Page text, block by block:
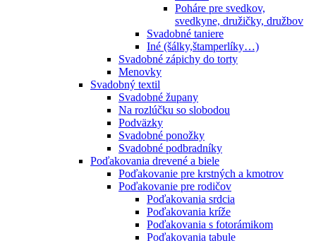
Poháre pre svedkov,
svedkyne, družičky, družbov
Svadobné taniere
Iné (šálky,štamperlíky…)
Svadobné zápichy do torty
Menovky
Svadobný textil
Svadobné župany
Na rozlúčku so slobodou
Podväzky
Svadobné ponožky
Svadobné podbradníky
Poďakovania drevené a biele
Poďakovanie pre krstných a kmotrov
Poďakovanie pre rodičov
Poďakovania srdcia
Poďakovania kríže
Poďakovania s fotorámikom
Poďakovania tabule